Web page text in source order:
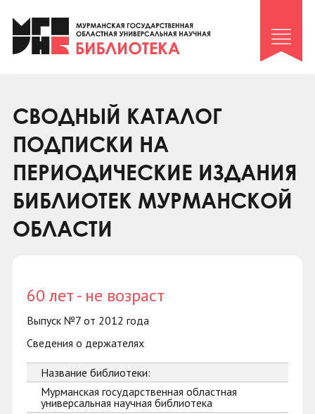
Клуб «Гиря и сельдерей»
Клуб «Семейный архив»
Коллегам
Контакты
СВОДНЫЙ КАТАЛОГ
ПОДПИСКИ НА
ПЕРИОДИЧЕСКИЕ ИЗДАНИЯ
БИБЛИОТЕК МУРМАНСКОЙ
ОБЛАСТИ
60 лет - не возраст
Выпуск №7 от 2012 года
Сведения о держателях
Название библиотеки:
Мурманская государственная областная
универсальная научная библиотека